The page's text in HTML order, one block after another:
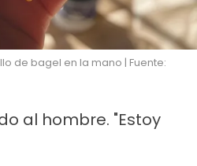
de bagel en la mano | Fuente:
al hombre. "Estoy